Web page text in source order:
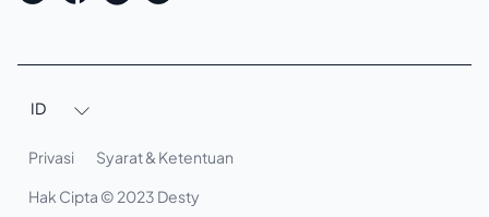
ID 
Privasi
Syarat & Ketentuan
Hak Cipta © 2023 Desty